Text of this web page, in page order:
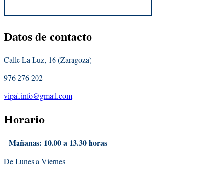
Datosde contacto
Calle La Luz, 16 (Zaragoza)
976 276 202
vipal.info@gmail.com
Horario
Mañanas: 10.00 a 13.30 horas
De Lunes a Viernes